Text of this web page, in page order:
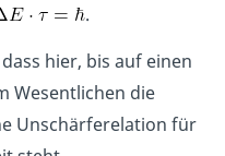
.
hier, bis auf einen
Wesentlichen die
Unschärferelation für